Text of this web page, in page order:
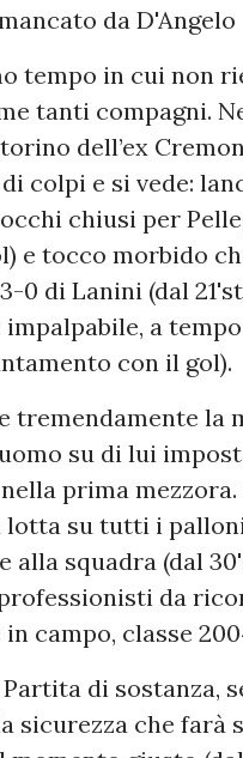
da D'Angelo
tempo in cui non
tanti compagni.
dell’ex
colpi e si vede:
chiusi per
e tocco morbido
0 di Lanini (dal 21'st
impalpabile, a
con il gol).
tremendamente la
su di lui
prima mezzora.
lotta su tutti i
alla squadra (dal
da
campo, classe
Partita di sostanza,
sicurezza che farà